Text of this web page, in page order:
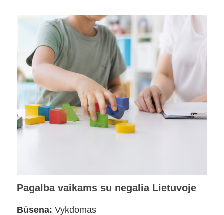
Pagalba vaikams su negalia Lietuvoje
Būsena: Vykdomas